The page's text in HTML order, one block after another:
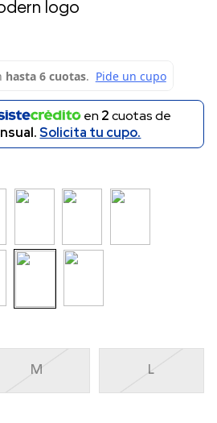
logo
en 2cuotas de
Solicita tu cupo.
M L